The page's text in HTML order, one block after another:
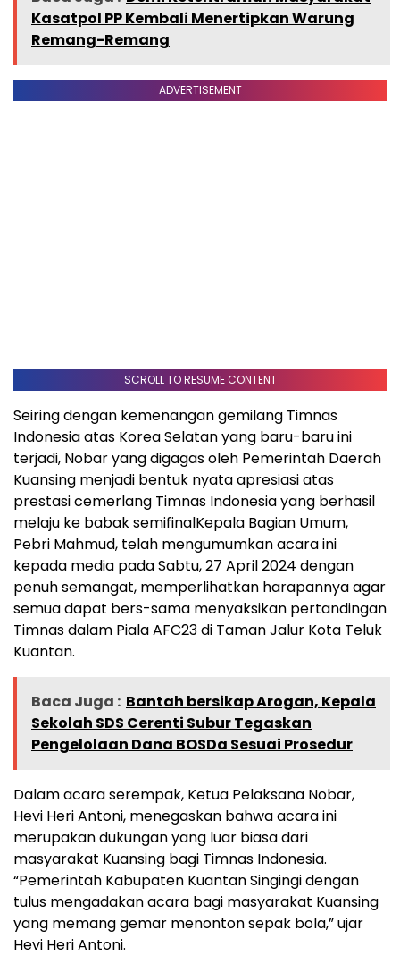
Kasatpol PP Kembali Menertipkan Warung
Remang-Remang
ADVERTISEMENT
SCROLL TO RESUME CONTENT
Seiring dengan kemenangan gemilang Timnas
Indonesia atas Korea Selatan yang baru-baru ini
terjadi, Nobar yang digagas oleh Pemerintah Daerah
Kuansing menjadi bentuk nyata apresiasi atas
prestasi cemerlang Timnas Indonesia yang berhasil
melaju ke babak semifinalKepala Bagian Umum,
Pebri Mahmud, telah mengumumkan acara ini
kepada media pada Sabtu, 27 April 2024 dengan
penuh semangat, memperlihatkan harapannya agar
semua dapat bers-sama menyaksikan pertandingan
Timnas dalam Piala AFC23 di Taman Jalur Kota Teluk
Kuantan.
Baca Juga : Bantah bersikap Arogan, Kepala
Sekolah SDS Cerenti Subur Tegaskan
Pengelolaan Dana BOSDa Sesuai Prosedur
Dalam acara serempak, Ketua Pelaksana Nobar,
Hevi Heri Antoni, menegaskan bahwa acara ini
merupakan dukungan yang luar biasa dari
masyarakat Kuansing bagi Timnas Indonesia.
“Pemerintah Kabupaten Kuantan Singingi dengan
tulus mengadakan acara bagi masyarakat Kuansing
yang memang gemar menonton sepak bola,” ujar
Hevi Heri Antoni.